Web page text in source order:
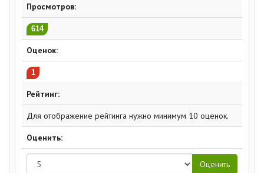
Просмотров:
614
Оценок:
1
Рейтинг:
Для отображение рейтинга нужно минимум 10 оценок.
Оценить: